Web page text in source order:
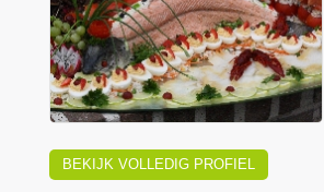
BEKIJK VOLLEDIG PROFIEL